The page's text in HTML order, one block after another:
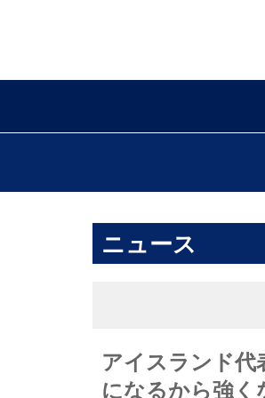
ニュース
アイスランド
になるから強く